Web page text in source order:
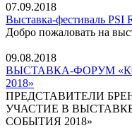
07.09.2018
Выставка-фестиваль PSI
Добро пожаловать на
09.08.2018
ВЫСТАВКА-ФОРУМ
2018»
ПРЕДСТАВИТЕЛИ
УЧАСТИЕ В
СОБЫТИЯ 2018»